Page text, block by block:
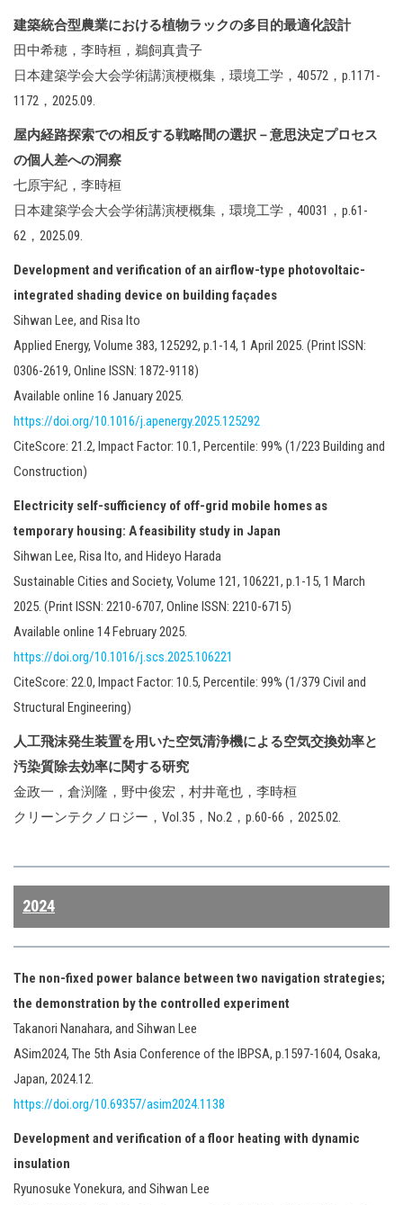
建築統合型農業における植物ラックの多目的最適化設計
田中希穂，李時桓，鵜飼真貴子
日本建築学会大会学術講演梗概集，環境工学，40572，p.1171-
1172，2025.09.
屋内経路探索での相反する戦略間の選択－意思決定プロセス
の個人差への洞察
七原宇紀，李時桓
日本建築学会大会学術講演梗概集，環境工学，40031，p.61-
62，2025.09.
Development and verification of an airflow-type photovoltaic-
integrated shading device on building façades
Sihwan Lee, and Risa Ito
Applied Energy, Volume 383, 125292, p.1-14, 1 April 2025. (Print ISSN:
0306-2619, Online ISSN: 1872-9118)
Available online 16 January 2025.
https://doi.org/10.1016/j.apenergy.2025.125292
CiteScore: 21.2, Impact Factor: 10.1, Percentile: 99% (1/223 Building and
Construction)
Electricity self-sufficiency of off-grid mobile homes as
temporary housing: A feasibility study in Japan
Sihwan Lee, Risa Ito, and Hideyo Harada
Sustainable Cities and Society, Volume 121, 106221, p.1-15, 1 March
2025. (Print ISSN: 2210-6707, Online ISSN: 2210-6715)
Available online 14 February 2025.
https://doi.org/10.1016/j.scs.2025.106221
CiteScore: 22.0, Impact Factor: 10.5, Percentile: 99% (1/379 Civil and
Structural Engineering)
人工飛沫発生装置を用いた空気清浄機による空気交換効率と
汚染質除去効率に関する研究
金政一，倉渕隆，野中俊宏，村井竜也，李時桓
クリーンテクノロジー，Vol.35，No.2，p.60-66，2025.02.
2024
The non-fixed power balance between two navigation strategies;
the demonstration by the controlled experiment
Takanori Nanahara, and Sihwan Lee
ASim2024, The 5th Asia Conference of the IBPSA, p.1597-1604, Osaka,
Japan, 2024.12.
https://doi.org/10.69357/asim2024.1138
Development and verification of a floor heating with dynamic
insulation
Ryunosuke Yonekura, and Sihwan Lee